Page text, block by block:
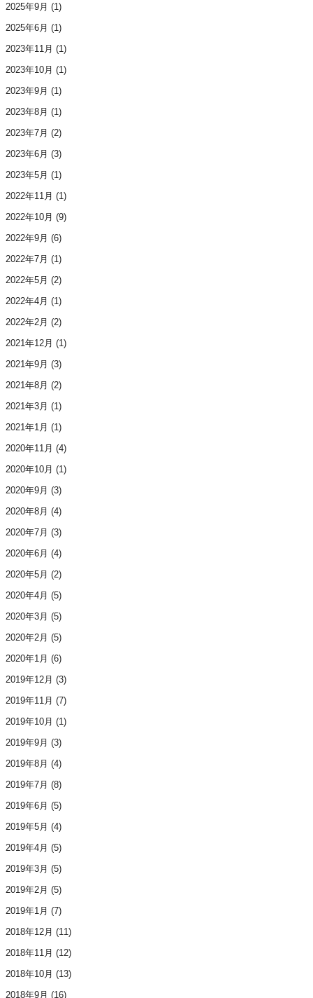
2025年9月 (1)
2025年6月 (1)
2023年11月 (1)
2023年10月 (1)
2023年9月 (1)
2023年8月 (1)
2023年7月 (2)
2023年6月 (3)
2023年5月 (1)
2022年11月 (1)
2022年10月 (9)
2022年9月 (6)
2022年7月 (1)
2022年5月 (2)
2022年4月 (1)
2022年2月 (2)
2021年12月 (1)
2021年9月 (3)
2021年8月 (2)
2021年3月 (1)
2021年1月 (1)
2020年11月 (4)
2020年10月 (1)
2020年9月 (3)
2020年8月 (4)
2020年7月 (3)
2020年6月 (4)
2020年5月 (2)
2020年4月 (5)
2020年3月 (5)
2020年2月 (5)
2020年1月 (6)
2019年12月 (3)
2019年11月 (7)
2019年10月 (1)
2019年9月 (3)
2019年8月 (4)
2019年7月 (8)
2019年6月 (5)
2019年5月 (4)
2019年4月 (5)
2019年3月 (5)
2019年2月 (5)
2019年1月 (7)
2018年12月 (11)
2018年11月 (12)
2018年10月 (13)
2018年9月 (16)